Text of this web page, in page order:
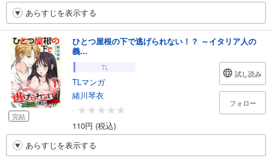
あらすじを表示する
完結
ひとつ屋根の下で逃げられない！？ ～イタリア人の
義...
TL
TLマンガ
緒川琴衣
-
110円 (税込)
試し読み
フォロー
あらすじを表示する